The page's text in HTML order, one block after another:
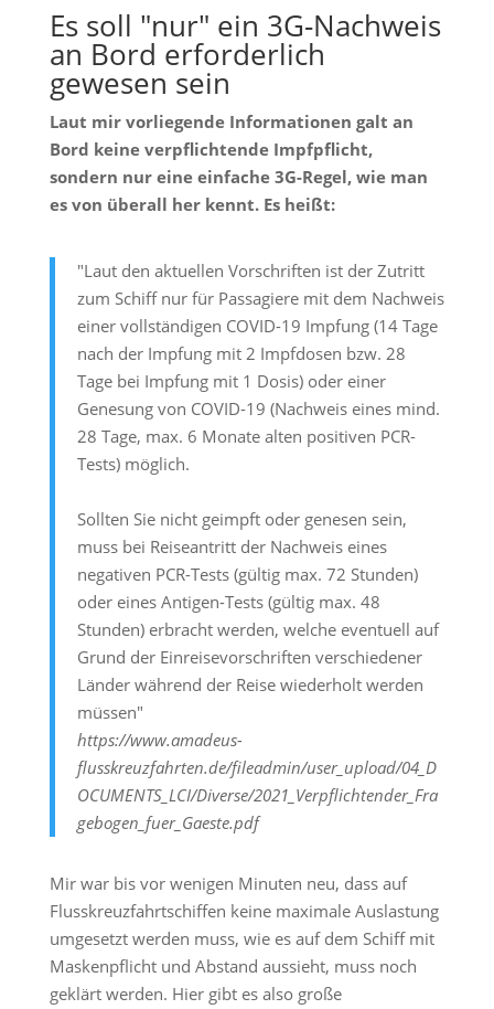
Es soll "nur" ein 3G-Nachweis
an Bord erforderlich
gewesen sein
Laut mir vorliegende Informationen galt an
Bord keine verpflichtende Impfpflicht,
sondern nur eine einfache 3G-Regel, wie man
es von überall her kennt. Es heißt:
"Laut den aktuellen Vorschriften ist der Zutritt
zum Schiff nur für Passagiere mit dem Nachweis
einer vollständigen COVID-19 Impfung (14 Tage
nach der Impfung mit 2 Impfdosen bzw. 28
Tage bei Impfung mit 1 Dosis) oder einer
Genesung von COVID-19 (Nachweis eines mind.
28 Tage, max. 6 Monate alten positiven PCR-
Tests) möglich.
Sollten Sie nicht geimpft oder genesen sein,
muss bei Reiseantritt der Nachweis eines
negativen PCR-Tests (gültig max. 72 Stunden)
oder eines Antigen-Tests (gültig max. 48
Stunden) erbracht werden, welche eventuell auf
Grund der Einreisevorschriften verschiedener
Länder während der Reise wiederholt werden
müssen"
https://www.amadeus-
flusskreuzfahrten.de/fileadmin/user_upload/04_D
OCUMENTS_LCI/Diverse/2021_Verpflichtender_Fra
gebogen_fuer_Gaeste.pdf
Mir war bis vor wenigen Minuten neu, dass auf
Flusskreuzfahrtschiffen keine maximale Auslastung
umgesetzt werden muss, wie es auf dem Schiff mit
Maskenpflicht und Abstand aussieht, muss noch
geklärt werden. Hier gibt es also große